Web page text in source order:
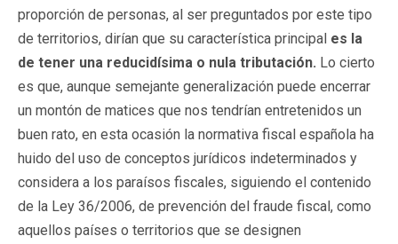
proporción de personas, al ser preguntados por este tipo
de territorios, dirían que su característica principal es la
de tener una reducidísima o nula tributación. Lo cierto
es que, aunque semejante generalización puede encerrar
un montón de matices que nos tendrían entretenidos un
buen rato, en esta ocasión la normativa fiscal española ha
huido del uso de conceptos jurídicos indeterminados y
considera a los paraísos fiscales, siguiendo el contenido
de la Ley 36/2006, de prevención del fraude fiscal, como
aquellos países o territorios que se designen